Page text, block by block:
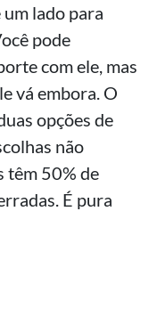
lado para
pode
com ele, mas
vá embora. O
opções de
não
têm 50% de
É pura